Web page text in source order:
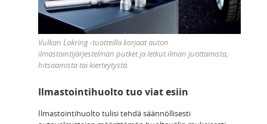
Vulkan Lokring -tuotteilla korjaat auton
ilmastointijärjestelmän putket ja letkut ilman juottamista,
hitsaamista tai kierteytystä.
Ilmastointihuolto tuo viat esiin
Ilmastointihuolto tulisi tehdä säännöllisesti